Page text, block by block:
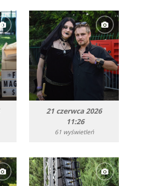
21 czerwca 2026
11:26
61 wyświetleń